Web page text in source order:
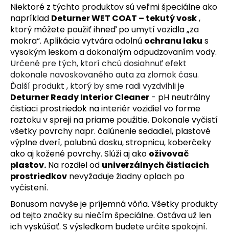
Niektoré z týchto produktov sú veľmi špeciálne ako
napríklad Deturner WET COAT – tekutý vosk,
ktorý môžete použiť ihneď po umytí vozidla „za
mokra“. Aplikácia vytvára odolnú ochranu laku s
vysokým leskom a dokonalým odpudzovaním vody.
Určené pre tých, ktorí chcú dosiahnuť efekt
dokonale navoskovaného auta za zlomok času.
Ďalší produkt , ktorý by sme radi vyzdvihli je
Deturner Ready Interior Cleaner - pH neutrálny
čistiaci prostriedok na interiér vozidiel vo forme
roztoku v spreji na priame použitie. Dokonale vyčistí
všetky povrchy napr. čalúnenie sedadiel, plastové
výplne dverí, palubnú dosku, stropnicu, koberčeky
ako aj kožené povrchy. Slúži aj ako oživovač
plastov. Na rozdiel od univerzálnych čistiacich
prostriedkov nevyžaduje žiadny oplach po
vyčistení.
Bonusom navyše je príjemná vôňa. Všetky produkty
od tejto značky su niečím špeciálne. Ostáva už len
ich vyskúšať. S výsledkom budete určite spokojní.
HĽADAŤ
O
d
p
o
r
ú
č
a
m
e
MIKROVLÁKNO
STANDARD
40X40
CM